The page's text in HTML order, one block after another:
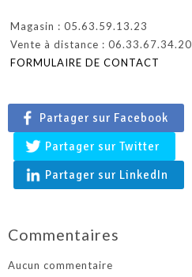
Magasin : 05.63.59.13.23
Vente à distance : 06.33.67.34.20
FORMULAIRE DE CONTACT
Partager sur Facebook
Partager sur Twitter
Partager sur LinkedIn
Commentaires
Aucun commentaire